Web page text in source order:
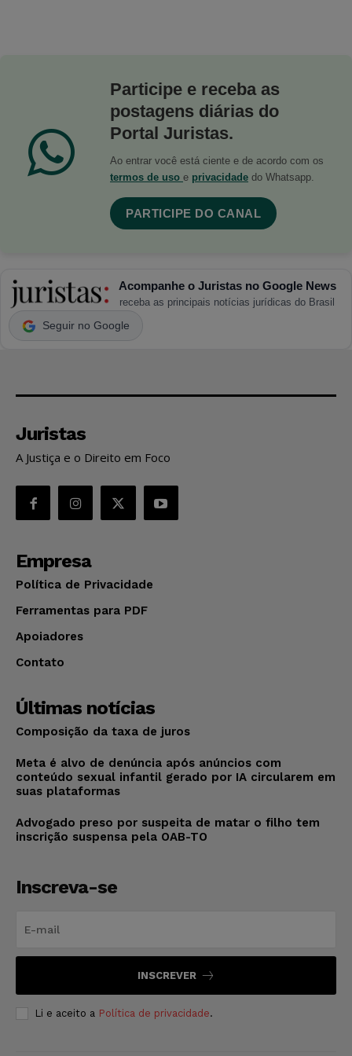
Participe e receba as
postagens diárias do
Portal Juristas.
Ao entrar você está ciente e de acordo com os
termos de uso e privacidade do Whatsapp.
PARTICIPE DO CANAL
Acompanhe o Juristas no Google News
receba as principais notícias jurídicas do Brasil
Seguir no Google
Juristas
A Justiça e o Direito em Foco
Empresa
Política de Privacidade
Ferramentas para PDF
Apoiadores
Contato
Últimas notícias
Composição da taxa de juros
Meta é alvo de denúncia após anúncios com
conteúdo sexual infantil gerado por IA circularem em
suas plataformas
Advogado preso por suspeita de matar o filho tem
inscrição suspensa pela OAB-TO
Inscreva-se
INSCREVER
Li e aceito a Política de privacidade.